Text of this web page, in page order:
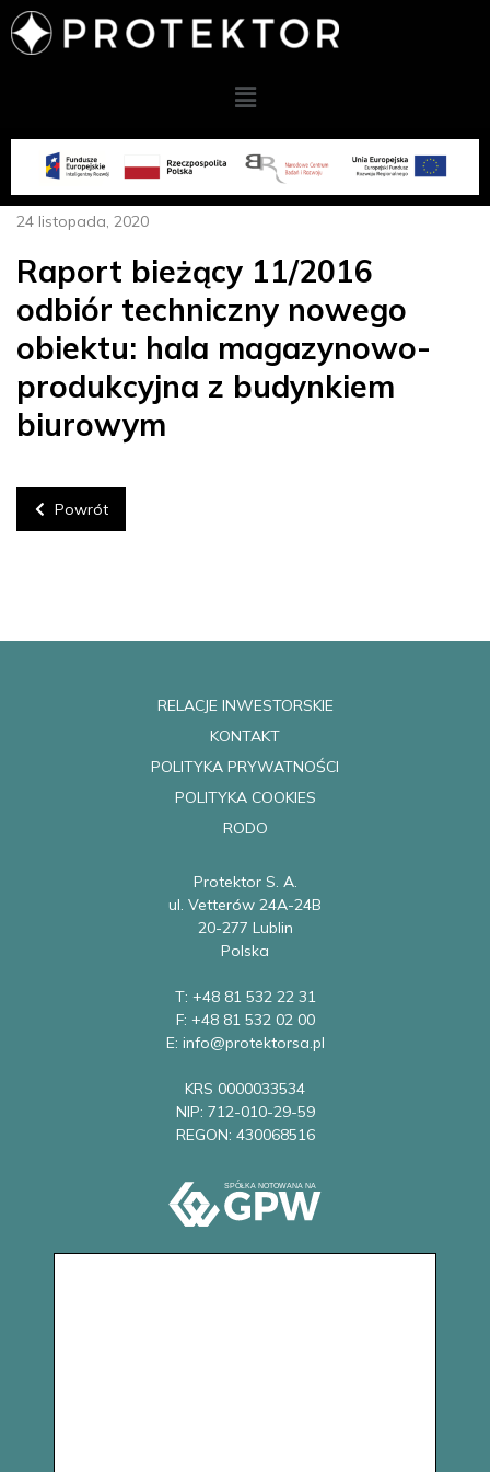
Powrót
24 listopada, 2020
Raport bieżący 11/2016
odbiór techniczny nowego
obiektu: hala magazynowo-
produkcyjna z budynkiem
biurowym
RELACJE INWESTORSKIE
KONTAKT
POLITYKA PRYWATNOŚCI
POLITYKA COOKIES
RODO
Protektor S. A.
ul. Vetterów 24A-24B
20-277 Lublin
Polska
T: +48 81 532 22 31
F: +48 81 532 02 00
E: info@protektorsa.pl
KRS 0000033534
NIP: 712-010-29-59
REGON: 430068516